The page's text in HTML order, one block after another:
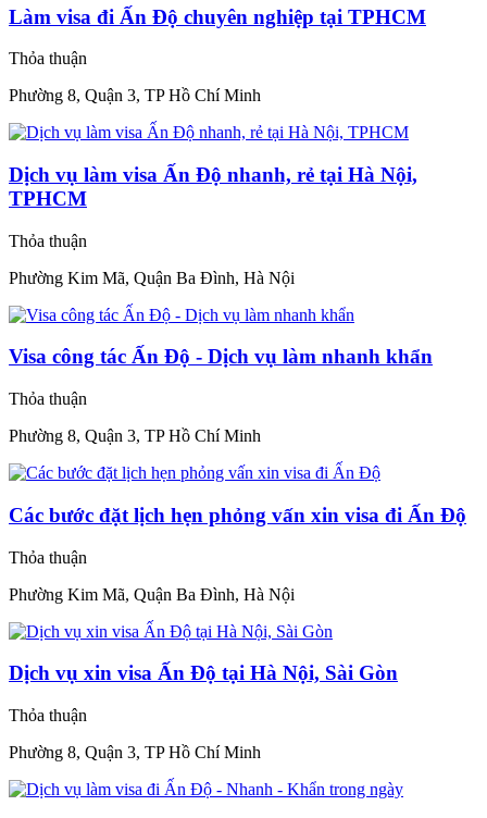
Làm visa đi Ấn Độ chuyên nghiệp tại TPHCM
Thỏa thuận
Phường 8, Quận 3, TP Hồ Chí Minh
Dịch vụ làm visa Ấn Độ nhanh, rẻ tại Hà Nội,
TPHCM
Thỏa thuận
Phường Kim Mã, Quận Ba Đình, Hà Nội
Visa công tác Ấn Độ - Dịch vụ làm nhanh khẩn
Thỏa thuận
Phường 8, Quận 3, TP Hồ Chí Minh
Các bước đặt lịch hẹn phỏng vấn xin visa đi Ấn Độ
Thỏa thuận
Phường Kim Mã, Quận Ba Đình, Hà Nội
Dịch vụ xin visa Ấn Độ tại Hà Nội, Sài Gòn
Thỏa thuận
Phường 8, Quận 3, TP Hồ Chí Minh